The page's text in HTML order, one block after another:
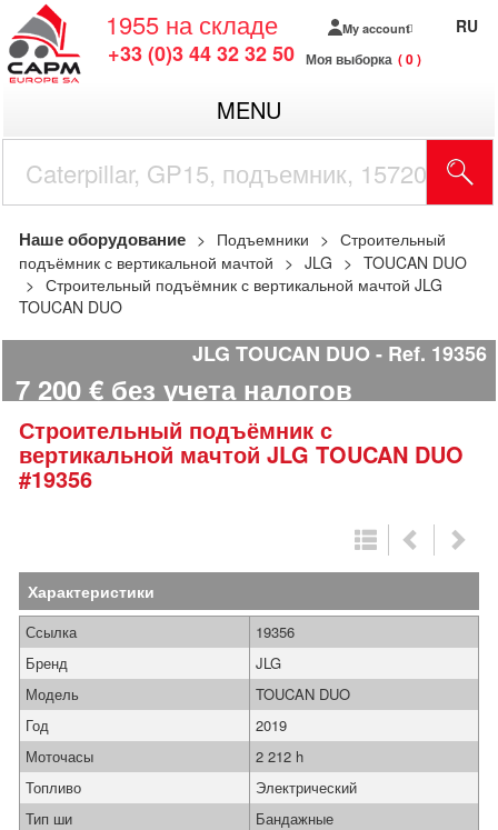
1955 на складе
+33 (0)3 44 32 32 50
My account
Моя выборка 0
RU
MENU
Наше оборудование Подъемники
Строительный
подъёмник с вертикальной мачтой
JLG
TOUCAN DUO
Строительный подъёмник с вертикальной мачтой JLG
TOUCAN DUO
JLG TOUCAN DUO Ref. 19356
7 200 € без учета налогов
Строительный подъёмник с
вертикальной мачтой JLG TOUCAN DUO
#19356
Характеристики
Ссылка
19356
Бренд
JLG
Модель
TOUCAN DUO
Год
2019
Моточасы
2 212 h
Топливо
Электрический
Тип ши
Бандажные